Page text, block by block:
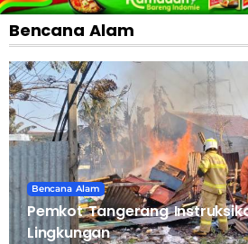
Bencana Alam
Bencana Alam
Pemkot Tangerang
Lingkungan